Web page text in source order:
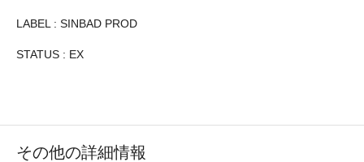
LABEL : SINBAD PROD
STATUS : EX
その他の詳細情報